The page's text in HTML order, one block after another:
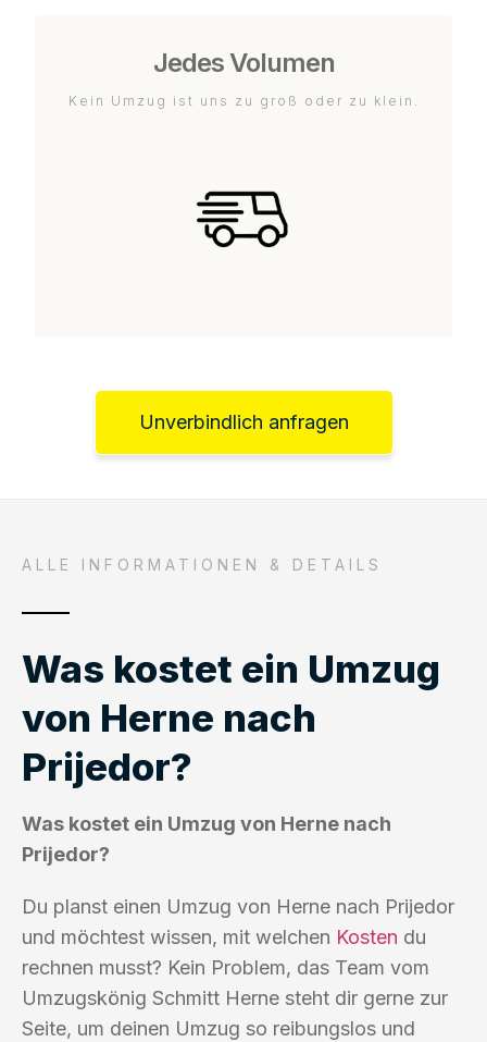
Jedes Volumen
Kein Umzug ist uns zu groß oder zu klein.
Unverbindlich anfragen
ALLE INFORMATIONEN & DETAILS
Was kostet ein Umzug
von Herne nach
Prijedor?
Was kostet ein Umzug von Herne nach
Prijedor?
Du planst einen Umzug von Herne nach Prijedor
und möchtest wissen, mit welchen Kosten du
rechnen musst? Kein Problem, das Team vom
Umzugskönig Schmitt Herne steht dir gerne zur
Seite, um deinen Umzug so reibungslos und